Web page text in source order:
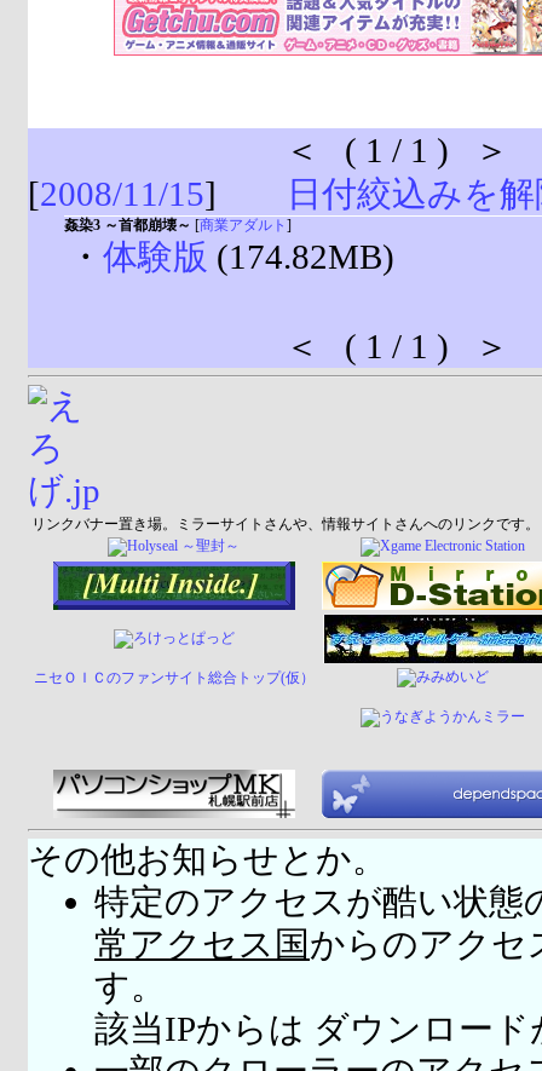
＜ ( 1 / 1 ) ＞
[2008/11/15] 日付絞込みを
姦染3 ～首都崩壊～ [商業アダルト ]
・ 体験版 (174.82MB)
＜ ( 1 / 1 ) ＞
リンクバナー置き場。ミラーサイトさんや、情報サイトさんへのリンクです。
ニセＯＩＣのファンサイト総合トップ(仮）
その他お知らせとか。
特定のアクセスが酷い状態
常アクセス国からのアクセ
す。
該当IPからは ダウンロー